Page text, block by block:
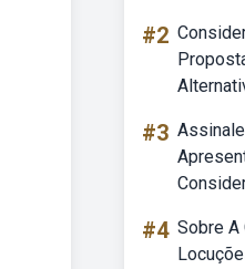
#2
#3
#4 Sobre A